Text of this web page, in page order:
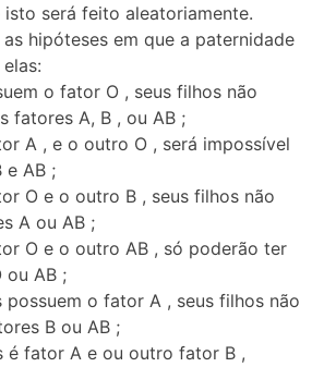
será feito aleatoriamente.
hipóteses em que a paternidade
o fator O , seus filhos não
fatores A, B , ou AB ;
A , e o outro O , será impossível
e AB ;
O e o outro B , seus filhos não
A ou AB ;
O e o outro AB , só poderão ter
ou AB ;
possuem o fator A , seus filhos não
B ou AB ;
é fator A e ou outro fator B ,